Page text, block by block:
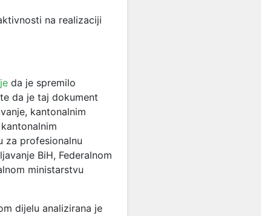
na realizaciji
da je spremilo
da je taj dokument
kantonalnim
za profesionalnu
BiH, Federalnom
ministarstvu
dijelu analizirana je